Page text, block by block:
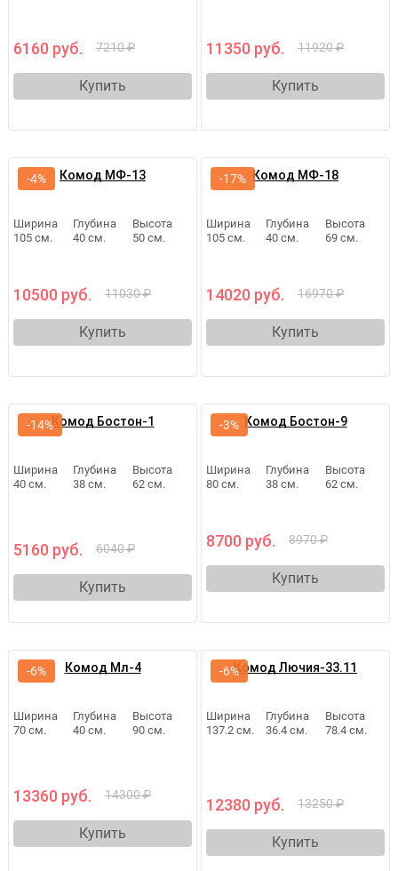
6160 руб. 7210 ₽
Купить
11350 руб. 11920 ₽
Купить
Комод МФ-13
Ширина
105 см.
Глубина
40 см.
Высота
50 см.
10500 руб. 11030 ₽
Купить
-4% Комод МФ-18
Ширина
105 см.
Глубина
40 см.
Высота
69 см.
14020 руб. 16970 ₽
Купить
-17%
Комод Бостон-1
Ширина
40 см.
Глубина
38 см.
Высота
62 см.
5160 руб. 6040 ₽
Купить
-14% Комод Бостон-9
Ширина
80 см.
Глубина
38 см.
Высота
62 см.
8700 руб. 8970 ₽
Купить
-3%
Комод Мл-4
Ширина
70 см.
Глубина
40 см.
Высота
90 см.
13360 руб. 14300 ₽
Купить
-6% Комод Лючия-33.11
Ширина
137.2 см.
Глубина
36.4 см.
Высота
78.4 см.
12380 руб. 13250 ₽
Купить
-6%